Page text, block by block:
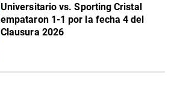
Universitario vs. Sporting Cristal
empataron 1-1 por la fecha 4 del
Clausura 2026